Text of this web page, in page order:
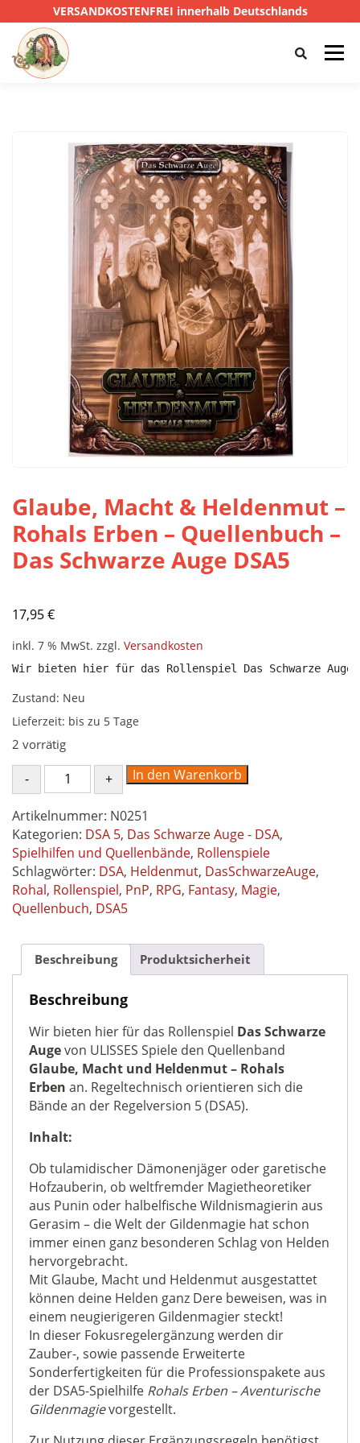
VERSANDKOSTENFREI innerhalb Deutschlands
Menü
DAS SCHWARZE AUGE D&D PRIVATE EYE
SONSTIGE 0,00 €
Glaube, Macht & Heldenmut –
Rohals Erben – Quellenbuch –
Das Schwarze Auge DSA5
17,95€
inkl. 7 % MwSt. zzgl. Versandkosten
Wir bieten hier für das Rollenspiel Das Schwarze Auge
Zustand: Neu
Lieferzeit: bis zu 5 Tage
2 vorrätig
Macht
&
Heldenmut
-
Rohals
Erben
-
Quellenbuch
Schwarze
Auge
Menge
In den Warenkorb
Artikelnummer: N0251
Kategorien: DSA 5, Das Schwarze Auge - DSA,
Spielhilfen und Quellenbände, Rollenspiele
Schlagwörter: DSA, Heldenmut, DasSchwarzeAuge,
Rohal, Rollenspiel, PnP, RPG, Fantasy, Magie,
Quellenbuch, DSA5
Beschreibung Produktsicherheit
Beschreibung
Wir bieten hier für das Rollenspiel Das Schwarze
Augevon ULISSES Spiele den Quellenband
Glaube, Macht und Heldenmut – Rohals
Erben an. Regeltechnisch orientieren sich die
Bände an der Regelversion 5 (DSA5).
Inhalt:
Ob tulamidischer Dämonenjäger oder garetische
Hofzauberin, ob weltfremder Magietheoretiker
aus Punin oder halbelfische Wildnismagierin aus
Gerasim – die Welt der Gildenmagie hat schon
immer einen ganz besonderen Schlag von Helden
hervorgebracht.
Mit Glaube, Macht und Heldenmut ausgestattet
können deine Helden ganz Dere beweisen, was in
einem neugierigeren Gildenmagier steckt!
In dieser Fokusregelergänzung werden dir
Zauber-, sowie passende Erweiterte
Sonderfertigkeiten für die Professionspakete aus
der DSA5-Spielhilfe Rohals Erben – Aventurische
Gildenmagievorgestellt.